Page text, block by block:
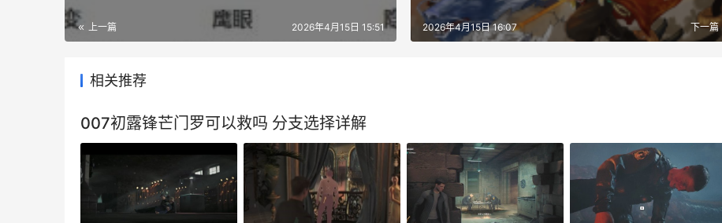
上一篇 2026年4月15日 15:51 下一篇
2026年4月15日 16:07
相关推荐
007初露锋芒门罗可以救吗 分支选择详解